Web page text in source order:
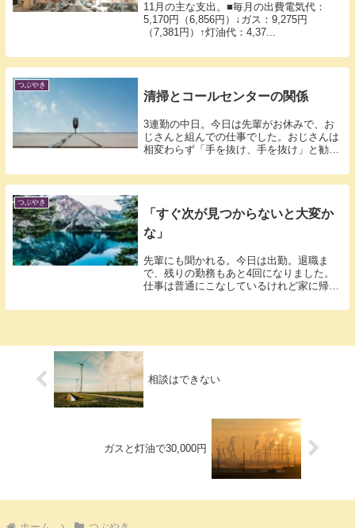
11月の主な支出。■毎月の出費電気代：
5,170円（6,856円）↓ガス：9,275円
（7,381円）↑灯油代：4,37...
つぶやき
清掃とコールセンターの関係
3連勤の中日。今日は先輩がお休みで、お
じさんと組んでの仕事でした。おじさんは
相変わらず「手を抜け、手を抜け」と勧め
つぶやき
「すぐ次が見つからないと大変か
な」
先輩にも聞かれる。今日は出勤。退職ま
で、残りの勤務もあと4回になりました。
仕事は普通にこなしているけれど家に帰っ
相談はできない
ガスと灯油で30,000円